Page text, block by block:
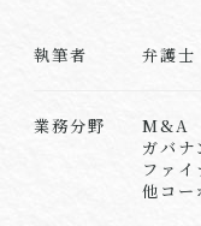
執筆者 弁護士
業務分野
M&A
ガバ
ファ
他コー